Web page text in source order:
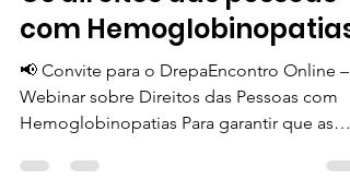
Mar 24, 2025
1 min read
DrepaEncontro Online -
Os direitos das pessoas